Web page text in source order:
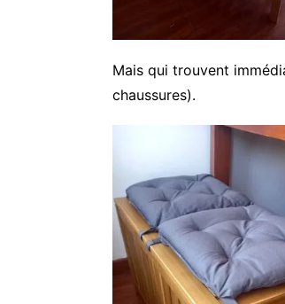
Mais qui trouvent
chaussures).